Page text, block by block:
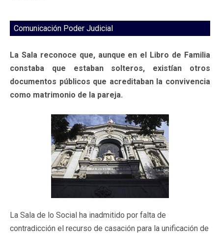
Comunicación Poder Judicial
La Sala reconoce que, aunque en el Libro de Familia
constaba que estaban solteros, existían otros
documentos públicos que acreditaban la convivencia
como matrimonio de la pareja.
La Sala de lo Social ha inadmitido por falta de
contradicción el recurso de casación para la unificación de